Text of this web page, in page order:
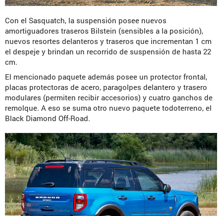
Con el Sasquatch, la suspensión posee nuevos
amortiguadores traseros Bilstein (sensibles a la posición),
nuevos resortes delanteros y traseros que incrementan 1 cm
el despeje y brindan un recorrido de suspensión de hasta 22
cm.
El mencionado paquete además posee un protector frontal,
placas protectoras de acero, paragolpes delantero y trasero
modulares (permiten recibir accesorios) y cuatro ganchos de
remolque. A eso se suma otro nuevo paquete todoterreno, el
Black Diamond Off-Road.